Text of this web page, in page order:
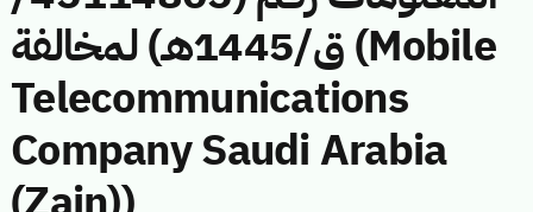
ق/1445هـ) لمخالفة (Mobile
Telecommunications
Company Saudi Arabia